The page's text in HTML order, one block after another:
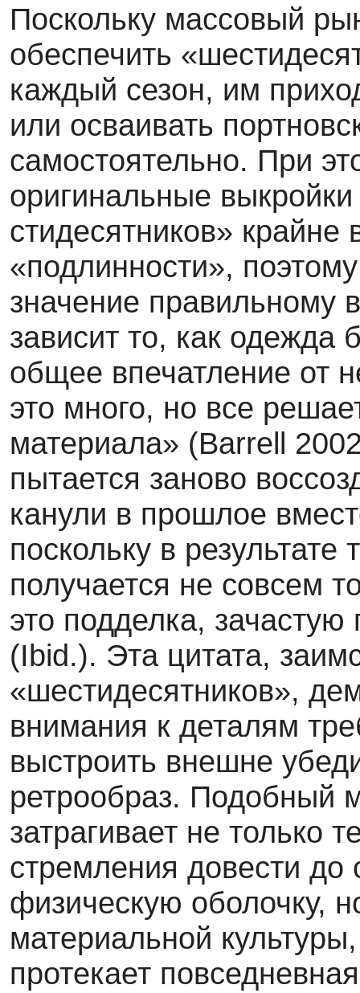
Поскольку массовый
обеспечить
каждый сезон, им
или осваивать
самостоятельно. При
оригинальные
стидесятников»
«подлинности»,
значение правильному
зависит то, как одежда
общее впечатление от
это много, но все
материала» (Barrell
пытается заново
канули в прошлое
поскольку в
получается не совсем
это поддел­ка, зачастую
(Ibid.). Эта цитата,
«шестидесятников»,
внимания к деталям
выстроить внешне
ретрообраз. Подобный
затрагивает не только
стремления довести
физическую оболочку,
материальной
протекает